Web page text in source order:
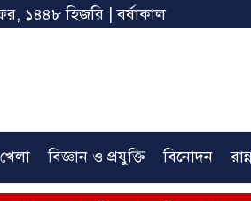
১৪৪৮ হিজরি | বর্ষাকাল
খেলা বিজ্ঞান ও প্রযুক্তি বিনোদন